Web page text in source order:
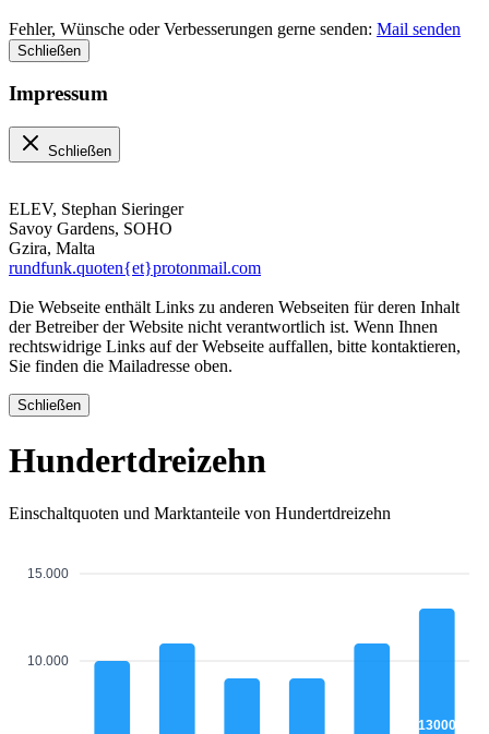
Fehler, Wünsche oder Verbesserungen gerne senden: Mail senden
Schließen
Impressum
Schließen
ELEV, Stephan Sieringer
Savoy Gardens, SOHO
Gzira, Malta
rundfunk.quoten{et}protonmail.com
Die Webseite enthält Links zu anderen Webseiten für deren Inhalt
der Betreiber der Website nicht verantwortlich ist. Wenn Ihnen
rechtswidrige Links auf der Webseite auffallen, bitte kontaktieren,
Sie finden die Mailadresse oben.
Schließen
Hundertdreizehn
Einschaltquoten und Marktanteile von Hundertdreizehn
15.000
10.000
13000